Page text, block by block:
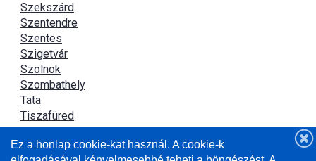
Szekszárd
Szentendre
Szentes
Szigetvár
Szolnok
Szombathely
Tata
Tiszafüred
Újszász
Ez a honlap cookie-kat használ. A cookie-k